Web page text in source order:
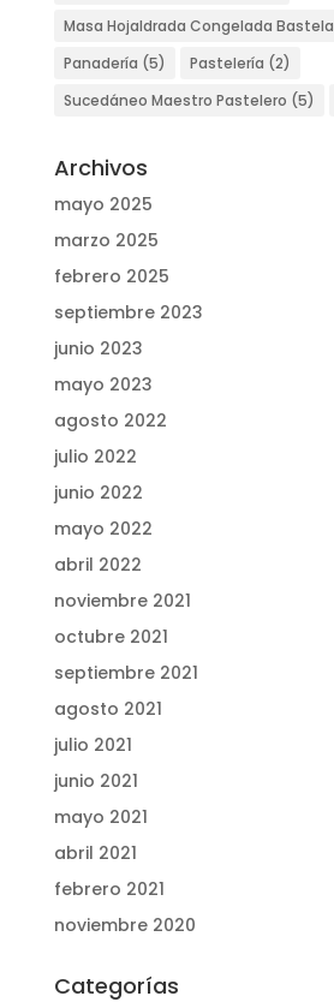
Masa Hojaldrada Congelada Bastela
Panadería (5) Pastelería (2)
Sucedáneo Maestro Pastelero (5)
Archivos
mayo 2025
marzo 2025
febrero 2025
septiembre 2023
junio 2023
mayo 2023
agosto 2022
julio 2022
junio 2022
mayo 2022
abril 2022
noviembre 2021
octubre 2021
septiembre 2021
agosto 2021
julio 2021
junio 2021
mayo 2021
abril 2021
febrero 2021
noviembre 2020
Categorías